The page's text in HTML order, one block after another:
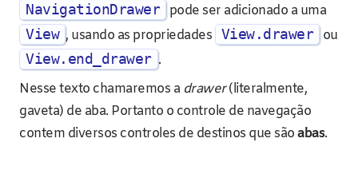
NavigationDrawer pode ser adicionado a uma
View , usando as propriedades View.drawer ou
View.end_drawer .
Nesse texto chamaremos a drawer(literalmente,
gaveta) de aba. Portanto o controle de navegação
contem diversos controles de destinos que sãoabas.